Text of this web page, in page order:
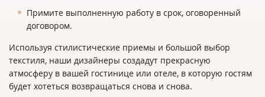
Примите выполненную работу в срок, оговоренный
договором.
Используя стилистические приемы и большой выбор
текстиля, наши дизайнеры создадут прекрасную
атмосферу в вашей гостинице или отеле, в которую гостям
будет хотеться возвращаться снова и снова.